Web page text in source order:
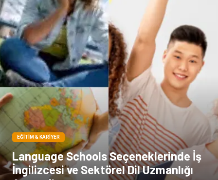
Spor Malzemeleri Basın Yayın
Moda İthalat İhracat
Bakım
EĞITIM & KARIYER
Language Schools Seçeneklerinde İş
İngilizcesi ve Sektörel Dil Uzmanlığı